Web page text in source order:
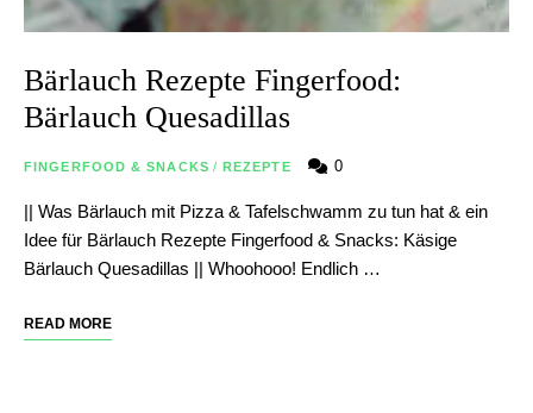
Bärlauch Rezepte Fingerfood:
Bärlauch Quesadillas
FINGERFOOD & SNACKS / REZEPTE 0
|| Was Bärlauch mit Pizza & Tafelschwamm zu tun hat & ein
Idee für Bärlauch Rezepte Fingerfood & Snacks: Käsige
Bärlauch Quesadillas || Whoohooo! Endlich …
READ MORE